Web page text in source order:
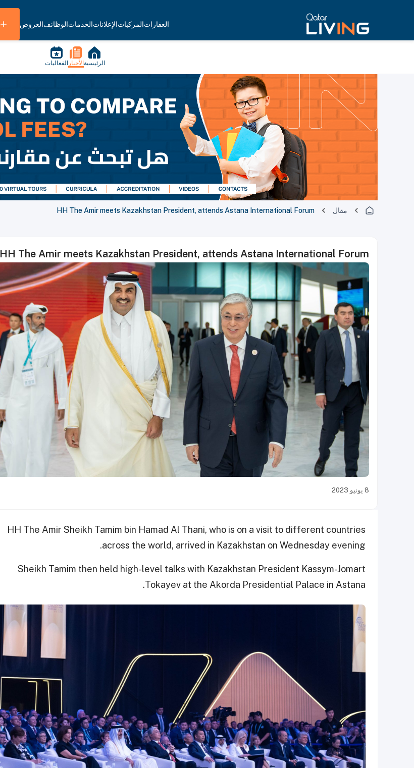
العقاراتالمركباتالإعلاناتالخدماتالوظائفالعروض
الرئيسية الأخبار الفعاليات
مقال HH The Amir meets Kazakhstan President, attends Astana International Forum
HH The Amir meets Kazakhstan President, attends Astana International Forum
8 يونيو 2023
HH The Amir Sheikh Tamim bin Hamad Al Thani, who is on a visit to different countries
across the world, arrived in Kazakhstan on Wednesday evening.
Sheikh Tamim then held high-level talks with Kazakhstan President Kassym-Jomart
Tokayev at the Akorda Presidential Palace in Astana.